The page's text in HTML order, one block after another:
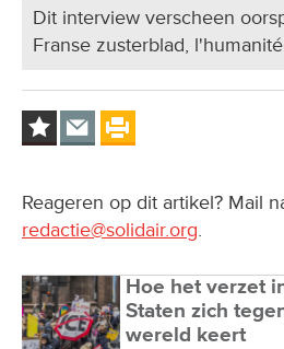
Dit interview verscheen
Franse zusterblad,
Reageren op dit artikel? Mail
redactie@solidair.org.
Hoe het verzet
Staten zich
wereld keert